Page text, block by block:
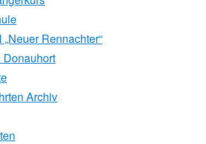
Rennachter“
Donauhort
Archiv
Hafen